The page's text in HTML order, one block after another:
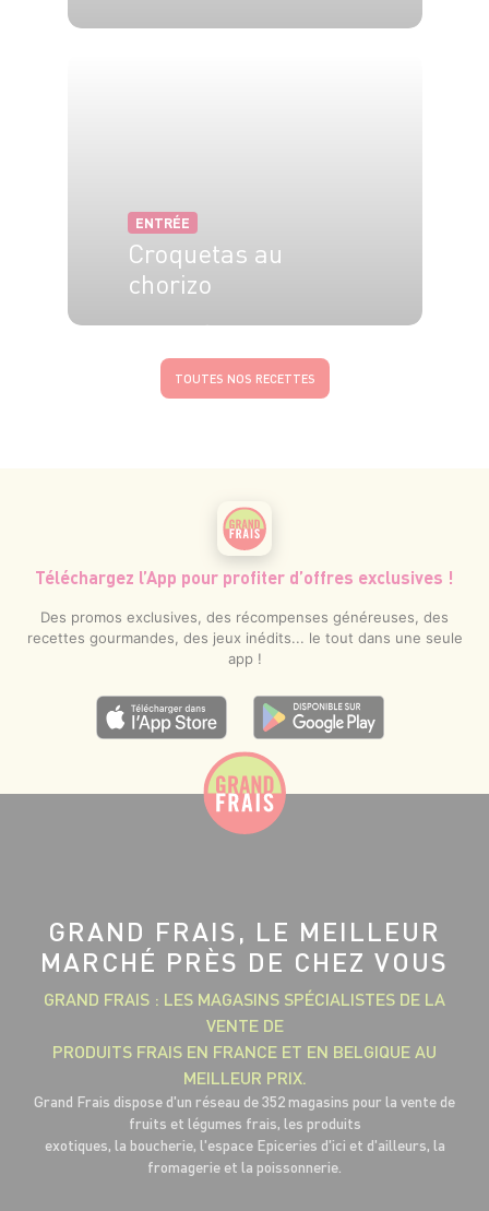
ENTRÉE
Croquetas au
chorizo
TOUTES NOS RECETTES
Téléchargez l’App pour profiter d’offres exclusives !
Des promos exclusives, des récompenses généreuses, des
recettes gourmandes, des jeux inédits... le tout dans une seule
app !
GRAND FRAIS, LE MEILLEUR
MARCHÉ PRÈS DE CHEZ VOUS
GRAND FRAIS : LES MAGASINS SPÉCIALISTES DE LA
VENTE DE
PRODUITS FRAIS EN FRANCE ET EN BELGIQUE AU
MEILLEUR PRIX.
Grand Frais dispose d'un réseau de 352 magasins pour la vente de
fruits et légumes frais, les produits
exotiques, la boucherie, l'espace Epiceries d'ici et d'ailleurs, la
fromagerie et la poissonnerie.